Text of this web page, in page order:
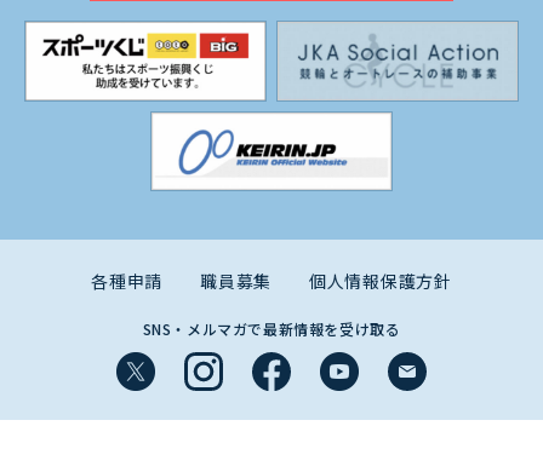
各種申請 職員募集 個人情報保護方針
SNS・メルマガで最新情報を受け取る